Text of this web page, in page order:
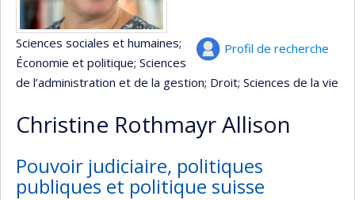
Profil de recherche
Sciences sociales et humaines;
Économie et politique; Sciences
de l’administration et de la gestion; Droit; Sciences de la vie
Christine Rothmayr Allison
Pouvoir judiciaire, politiques
publiques et politique suisse